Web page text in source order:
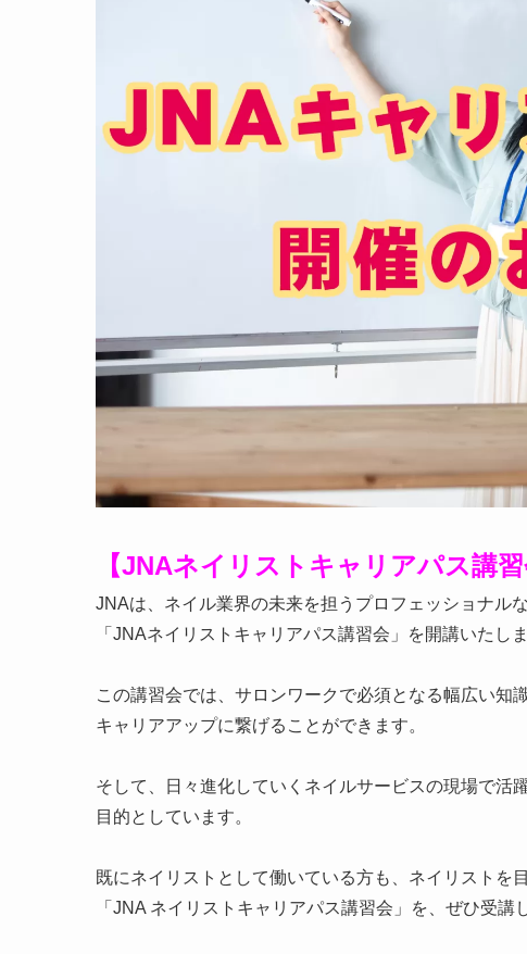
【JNAネイリストキャリアパス講
JNAは、ネイル業界の未来を担うプロフェッショナル
「JNAネイリストキャリアパス講習会」を開講いたしま
この講習会では、サロンワークで必須となる幅広い知
キャリアアップに繋げることができます。
そして、日々進化していくネイルサービスの現場で活
目的としています。
既にネイリストとして働いている方も、ネイリストを
「JNA ネイリストキャリアパス講習会」を、ぜひ受講